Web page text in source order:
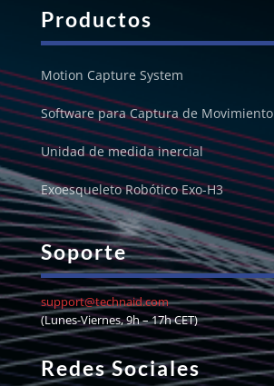
Productos
Motion Capture System
Software para Captura de Movimiento
Unidad de medida inercial
Exoesqueleto Robótico Exo-H3
Soporte
support@technaid.com
(Lunes-Viernes, 9h – 17h CET)
Redes Sociales